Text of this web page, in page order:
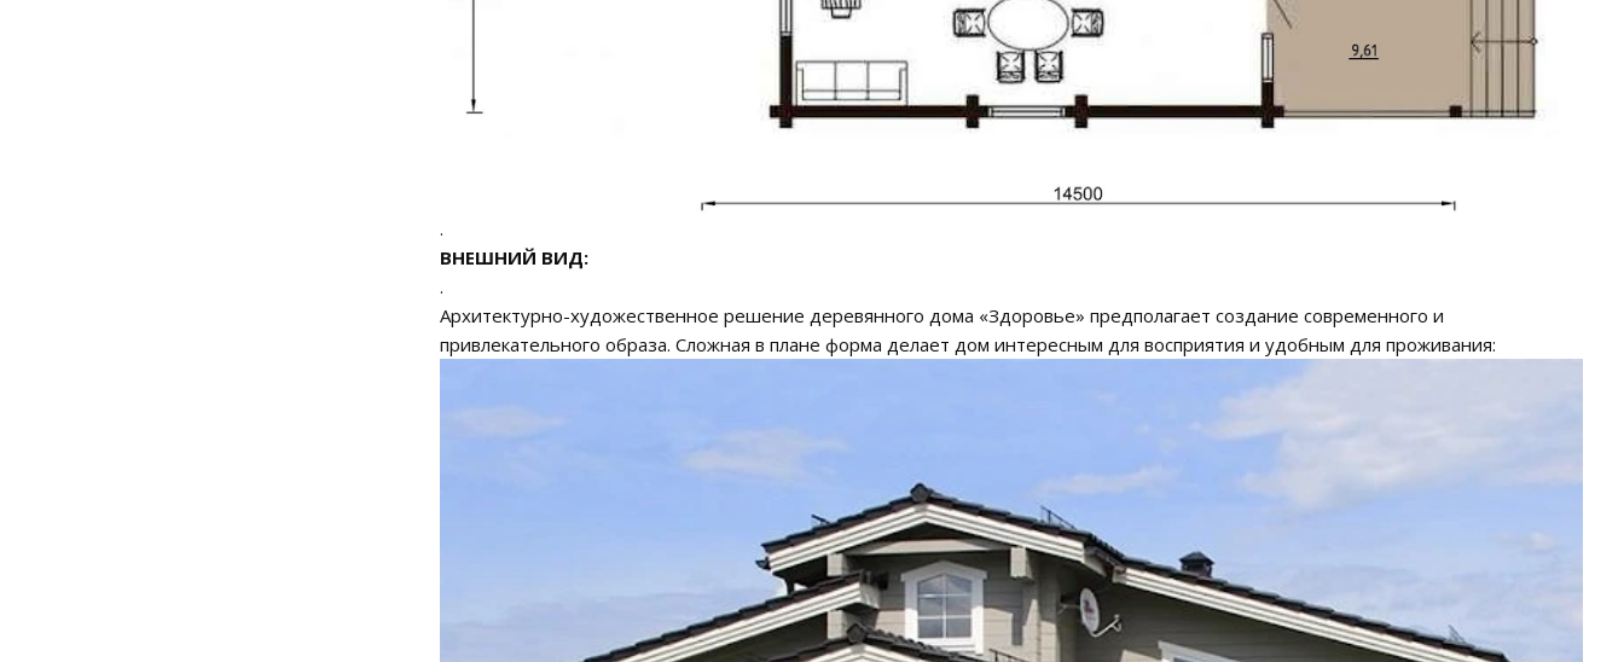
.
ВНЕШНИЙ ВИД:
.
Архитектурно-художественное решение деревянного дома «Здоровье» предполагает создание современного и
привлекательного образа. Сложная в плане форма делает дом интересным для восприятия и удобным для проживания: